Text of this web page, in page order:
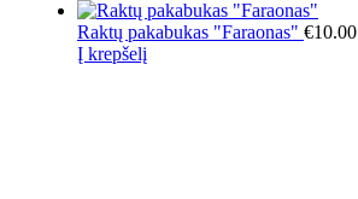
Raktų pakabukas "Faraonas" €10.00
Į krepšelį